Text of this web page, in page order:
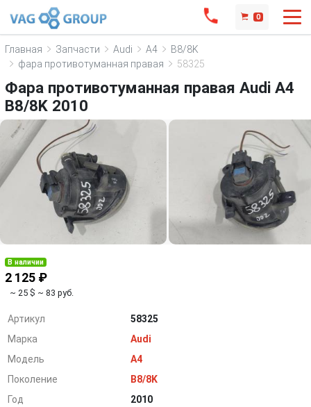
0
Главная Запчасти Audi A4
B8/8K
фара противотуманная правая
58325
Фара противотуманная правая Audi A4
B8/8K 2010
В наличии
2 125 ₽
~ 25 $ ~ 83 руб.
Артикул
58325
Марка
Audi
Модель
A4
Поколение
B8/8K
Год
2010